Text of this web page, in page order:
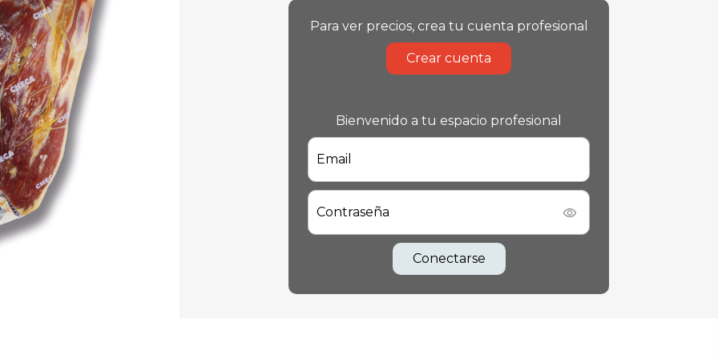
Para ver precios, crea tu cuenta profesional
Crear cuenta
Bienvenido a tu espacio profesional
Email
Contraseña
Conectarse